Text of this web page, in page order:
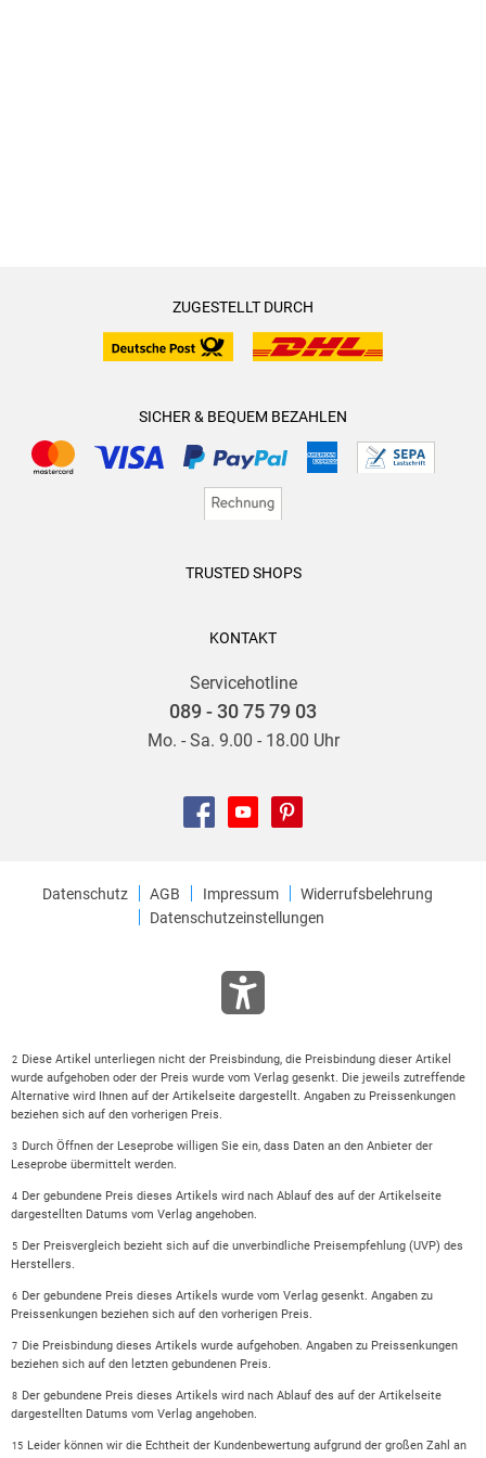
ZUGESTELLT DURCH
SICHER & BEQUEM BEZAHLEN
TRUSTED SHOPS
KONTAKT
Servicehotline
089 - 30 75 79 03
Mo. - Sa. 9.00 - 18.00 Uhr
Datenschutz AGB Impressum
Widerrufsbelehrung
Datenschutzeinstellungen
2 Diese Artikel unterliegen nicht der Preisbindung, die Preisbindung dieser Artikel
wurde aufgehoben oder der Preis wurde vom Verlag gesenkt. Die jeweils zutreffende
Alternative wird Ihnen auf der Artikelseite dargestellt. Angaben zu Preissenkungen
beziehen sich auf den vorherigen Preis.
3 Durch Öffnen der Leseprobe willigen Sie ein, dass Daten an den Anbieter der
Leseprobe übermittelt werden.
4 Der gebundene Preis dieses Artikels wird nach Ablauf des auf der Artikelseite
dargestellten Datums vom Verlag angehoben.
5 Der Preisvergleich bezieht sich auf die unverbindliche Preisempfehlung (UVP) des
Herstellers.
6 Der gebundene Preis dieses Artikels wurde vom Verlag gesenkt. Angaben zu
Preissenkungen beziehen sich auf den vorherigen Preis.
7 Die Preisbindung dieses Artikels wurde aufgehoben. Angaben zu Preissenkungen
beziehen sich auf den letzten gebundenen Preis.
8 Der gebundene Preis dieses Artikels wird nach Ablauf des auf der Artikelseite
dargestellten Datums vom Verlag angehoben.
15 Leider können wir die Echtheit der Kundenbewertung aufgrund der großen Zahl an